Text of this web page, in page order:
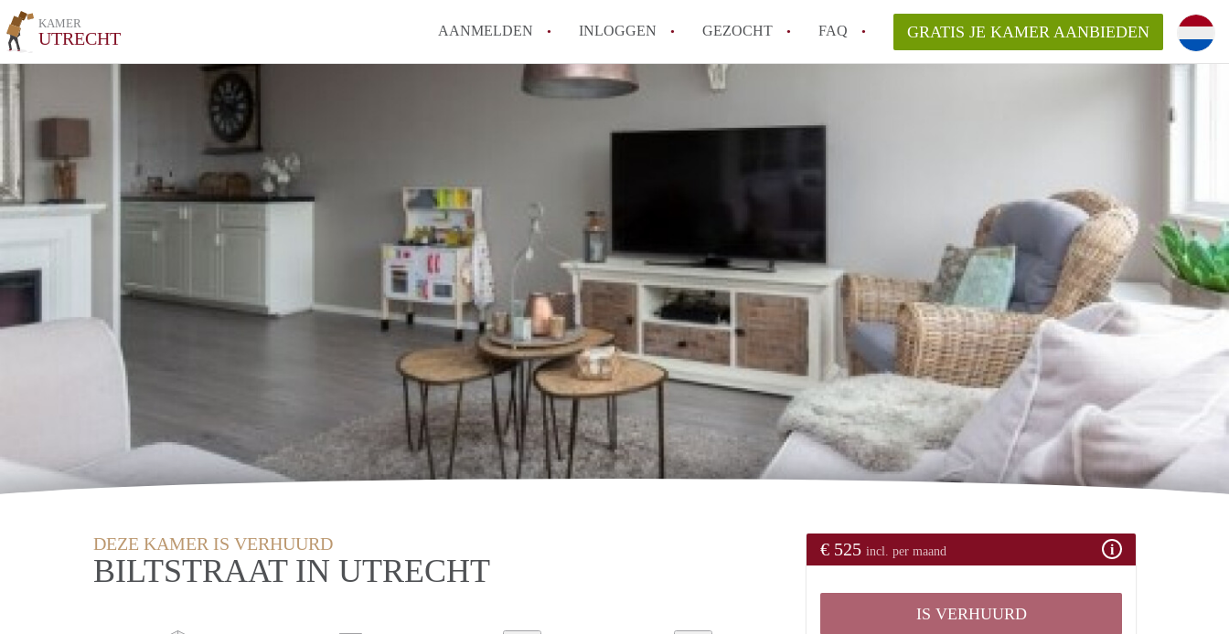
KAMER
UTRECHT AANMELDEN INLOGGEN GEZOCHT FAQ
Hoe vind ik snel een kamer in Utrecht?
Hoe moeilijk is het om een kamer te vinden in Utrecht?
GRATIS JE KAMER AANBIEDEN
DEZE KAMER IS VERHUURD
BILTSTRAAT IN UTRECHT
€ 525 incl. per maand
IS VERHUURD